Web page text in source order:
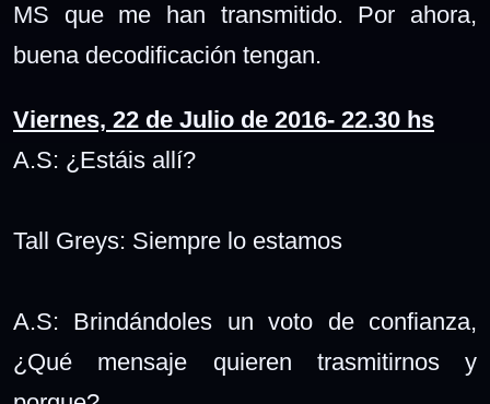
MS que me han transmitido. Por ahora,
buena decodificación tengan.
Viernes, 22 de Julio de 2016- 22.30 hs
A.S: ¿Estáis allí?
Tall Greys: Siempre lo estamos
A.S: Brindándoles un voto de confianza,
¿Qué mensaje quieren trasmitirnos y